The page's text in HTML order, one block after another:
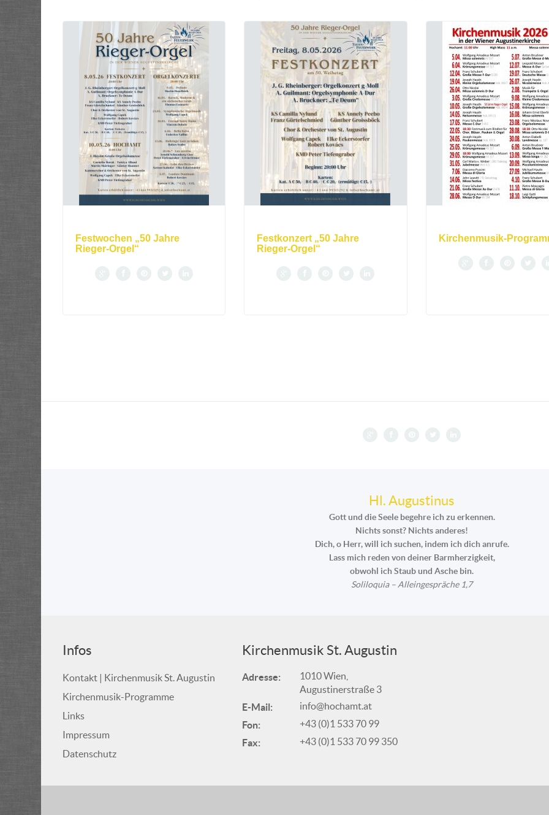
Festwochen „50 Jahre
Rieger-Orgel“
Festkonzert „50 Jahre
Rieger-Orgel“
Kirchenmusik-
Hl. Augustinus
Gott und die Seele begehre ich zu erkennen.
Nichts sonst? Nichts anderes!
Dich, o Herr, will ich suchen, indem ich dich anrufe.
Lass mich reden von deiner Barmherzigkeit,
obwohl ich Staub und Asche bin.
Soliloquia – Alleingespräche 1,7
Infos
Kontakt | Kirchenmusik St. Augustin
Kirchenmusik-Programme
Links
Impressum
Datenschutz
Kirchenmusik St. Augustin
Adresse:
1010 Wien,
Augustinerstraße 3
E-Mail:
info@hochamt.at
Fon:
+43 (0)1 533 70 99
Fax:
+43 (0)1 533 70 99 350